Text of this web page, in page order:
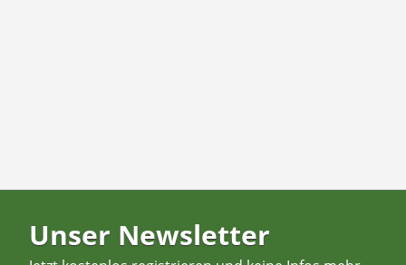
Unser Newsletter